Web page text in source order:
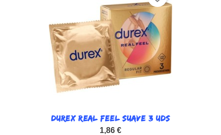
DUREX REAL FEEL SUAVE 3 UDS
1,86 €